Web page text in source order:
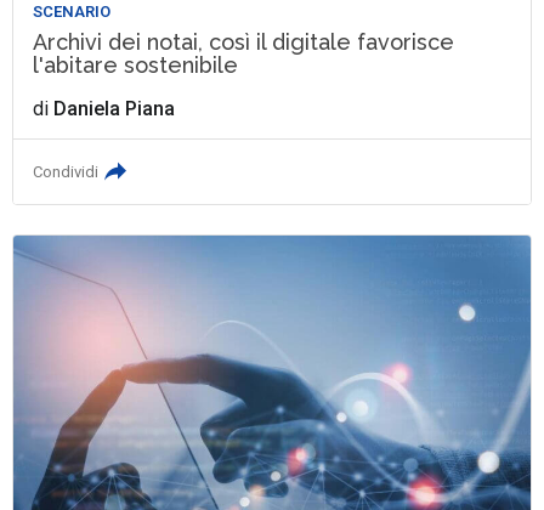
SCENARIO
Archivi dei notai, così il digitale favorisce
l'abitare sostenibile
di Daniela Piana
Condividi